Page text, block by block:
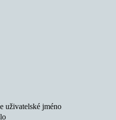
uživatelské jméno